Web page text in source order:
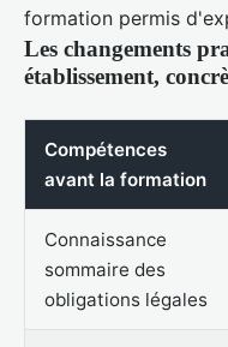
formation permis
Les changements
établissement,
Compétences
avant la formation
Connaissance
sommaire des
obligations légales